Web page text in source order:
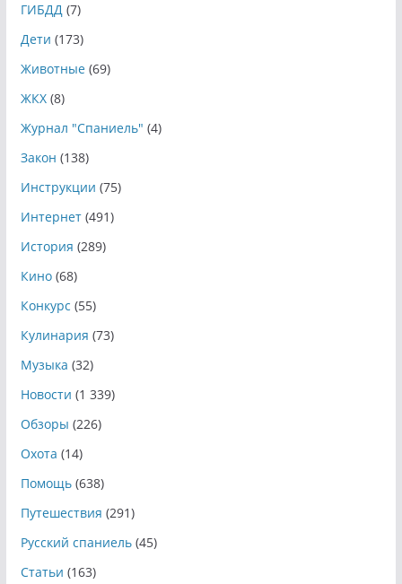
ГИБДД(7)
Дети (173)
Животные(69)
ЖКХ(8)
Журнал "Спаниель" (4)
Закон (138)
Инструкции (75)
Интернет(491)
История (289)
Кино(68)
Конкурс (55)
Кулинария (73)
Музыка (32)
Новости (1 339)
Обзоры (226)
Охота (14)
Помощь(638)
Путешествия (291)
Русский спаниель(45)
Статьи (163)